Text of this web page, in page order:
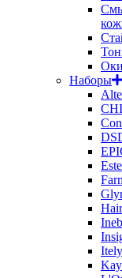
Наборы
CHI
Itely